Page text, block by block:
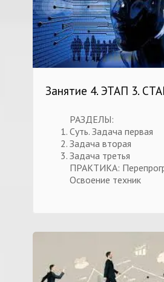
Занятие 4. ЭТАП 3.
РАЗДЕЛЫ:
Суть. Задача первая
Задача вторая
Задача третья
ПРАКТИКА:
Освоение техник